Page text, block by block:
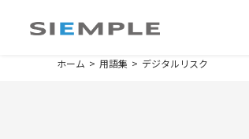
ホーム 用語集 デジタルリスク